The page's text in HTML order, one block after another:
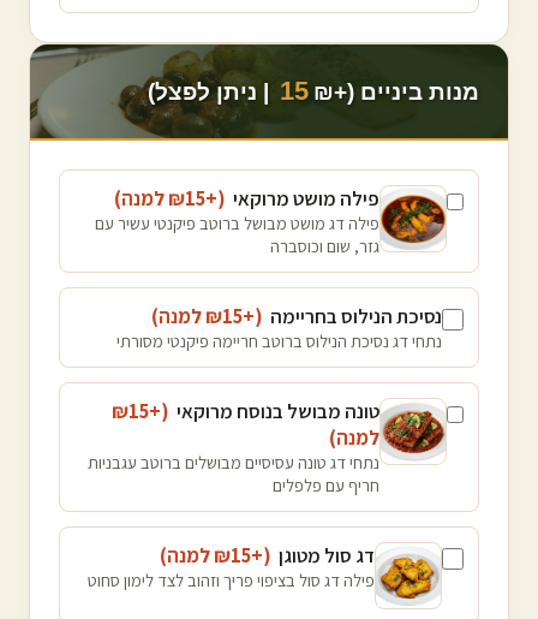
מנות ביניים (+₪ 15 | ניתן לפצל)
פילה מושט מרוקאי (+₪
15 למנה)
פילה דג מושט מבושל ברוטב פיקנטי עשיר עם
גזר, שום וכוסברה
נסיכת הנילוס בחריימה (+₪
15 למנה)
נתחי דג נסיכת הנילוס ברוטב חריימה פיקנטי מסורתי
טונה מבושל בנוסח מרוקאי (+₪
15
למנה)
נתחי דג טונה עסיסיים מבושלים ברוטב עגבניות
חריף עם פלפלים
דג סול מטוגן (+₪
15 למנה)
פילה דג סול בציפוי פריך וזהוב לצד לימון סחוט